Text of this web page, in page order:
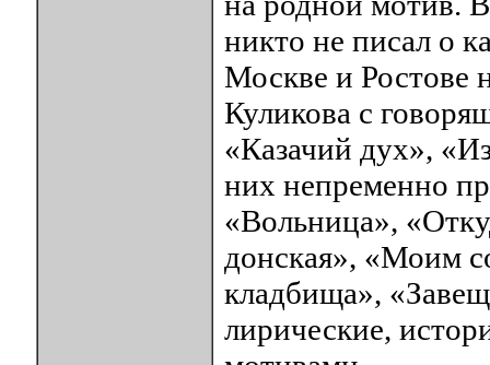
никто не писал о
Москве и Ростове
Куликова с
«Казачий дух»,
них непременно
«Вольница»,
донская», «Моим
кладбища»,
лирические,